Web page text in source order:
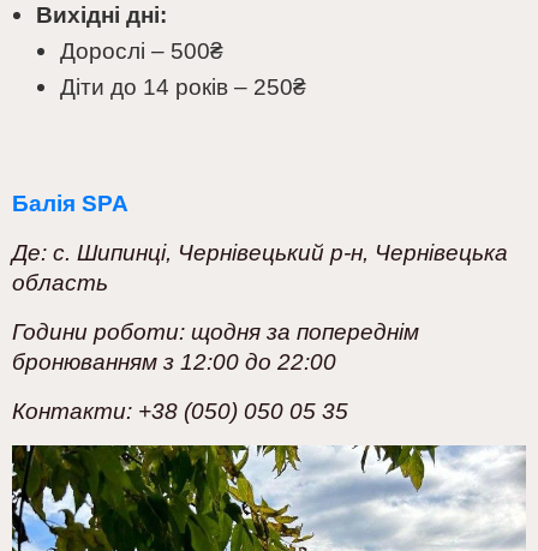
Вихідні дні:
Дорослі – 500₴
Діти до 14 років – 250₴
Балія SPA
Де: с. Шипинці, Чернівецький р-н, Чернівецька
область
Години роботи: щодня за попереднім
бронюванням з 12:00 до 22:00
Контакти: +38 (050) 050 05 35